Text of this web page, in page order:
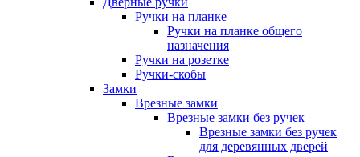
Ручки на планке
Ручки на планке общего
назначения
Ручки на розетке
Ручки-скобы
Замки
Врезные замки
Врезные замки без ручек
Врезные замки без ручек
для деревянных дверей